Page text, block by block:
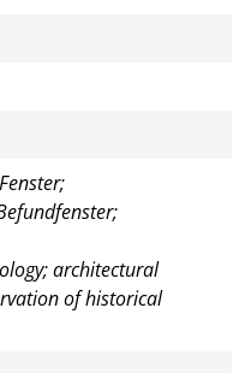
architectural
of historical